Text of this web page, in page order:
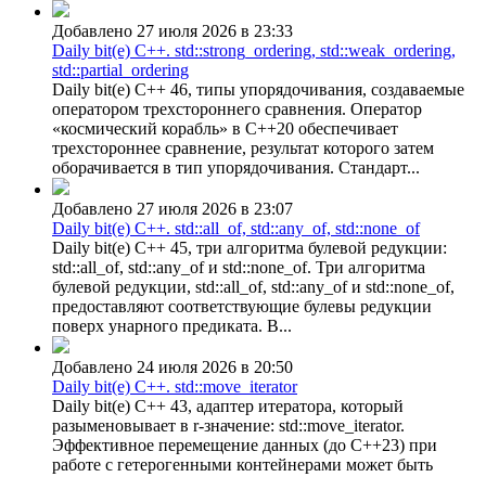
Добавлено 27 июля 2026 в 23:33
Daily bit(e) C++. std::strong_ordering, std::weak_ordering,
std::partial_ordering
Daily bit(e) C++ 46, типы упорядочивания, создаваемые
оператором трехстороннего сравнения. Оператор
«космический корабль» в C++20 обеспечивает
трехстороннее сравнение, результат которого затем
оборачивается в тип упорядочивания. Стандарт...
Добавлено 27 июля 2026 в 23:07
Daily bit(e) C++. std::all_of, std::any_of, std::none_of
Daily bit(e) C++ 45, три алгоритма булевой редукции:
std::all_of, std::any_of и std::none_of. Три алгоритма
булевой редукции, std::all_of, std::any_of и std::none_of,
предоставляют соответствующие булевы редукции
поверх унарного предиката. В...
Добавлено 24 июля 2026 в 20:50
Daily bit(e) C++. std::move_iterator
Daily bit(e) C++ 43, адаптер итератора, который
разыменовывает в r-значение: std::move_iterator.
Эффективное перемещение данных (до C++23) при
работе с гетерогенными контейнерами может быть